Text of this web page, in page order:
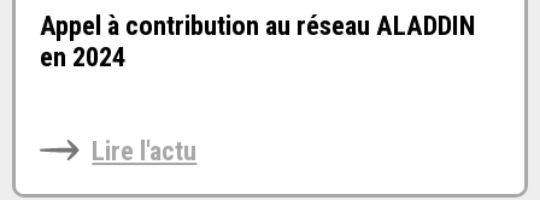
Appel à contribution au réseau ALADDIN
en 2024
Lire l'actu